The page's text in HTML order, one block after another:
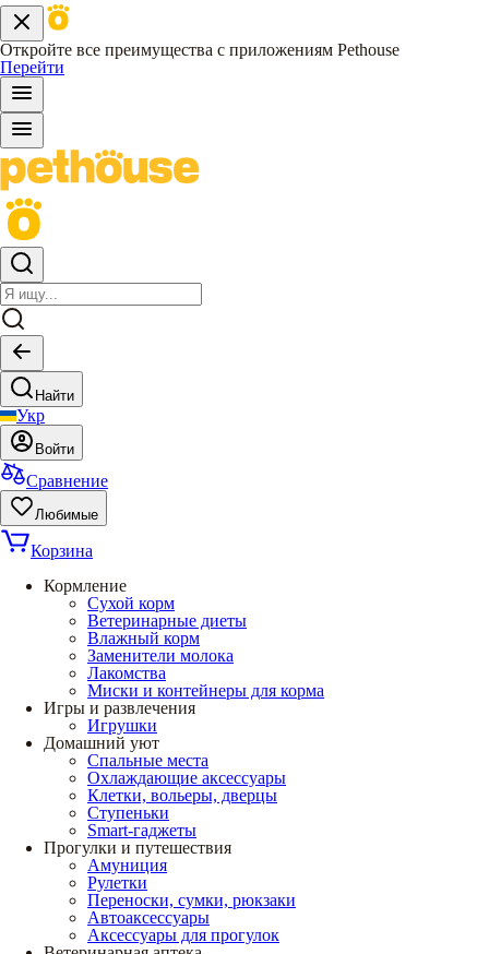
Откройте все преимущества с приложениям Pethouse
Перейти
Найти
Укр
Войти
Сравнение
Любимые
Корзина
Кормление
Сухой корм
Ветеринарные диеты
Влажный корм
Заменители молока
Лакомства
Миски и контейнеры для корма
Игры и развлечения
Игрушки
Домашний уют
Спальные места
Охлаждающие аксессуары
Клетки, вольеры, дверцы
Ступеньки
Smart-гаджеты
Прогулки и путешествия
Амуниция
Рулетки
Переноски, сумки, рюкзаки
Автоаксессуары
Аксессуары для прогулок